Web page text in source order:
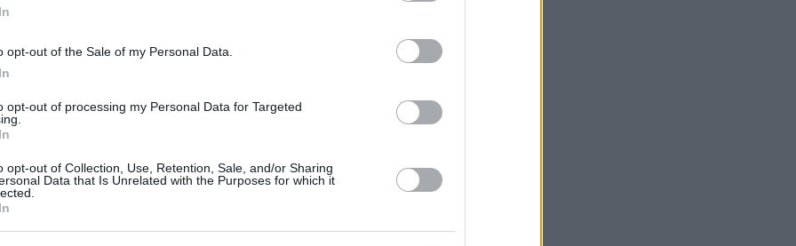
opt-out of the Sale of my Personal Data.
opt-out of processing my Personal Data for Targeted
opt-out of Collection, Use, Retention, Sale, and/or Sharing
Data that Is Unrelated with the Purposes for which it
συνολική ευθύνη διαχείρισης
Δυτικής Αττικής: Έξι οι
για ανέγερση
εστιών 1.100 κλινών μέσω